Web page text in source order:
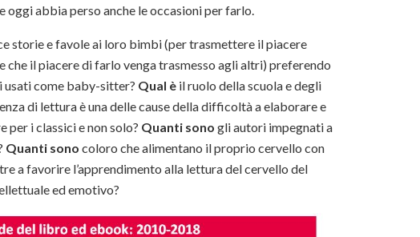
abbia perso anche le occasioni per farlo.
storie e favole ai loro bimbi (per trasmettere il piacere
che il piacere di farlo venga trasmesso agli altri) preferendo
usati come baby-sitter? Qual è il ruolo della scuola e degli
di lettura è una delle cause della difficoltà a elaborare e
per i classici e non solo? Quanti sono gli autori impegnati a
Quanti sono coloro che alimentano il proprio cervello con
a favorire l’apprendimento alla lettura del cervello del
ed emotivo?